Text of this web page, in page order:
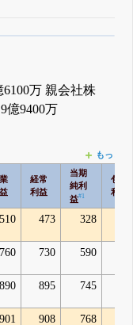
行利用も付きます
6100万 親会社株
9億9400万
もっとみ
経常
利益
当期
純利
益#1
包括
利益
510 473 328
760 730 590
890 895 745
901 908 768